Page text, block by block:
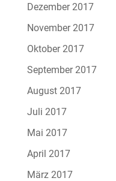
Dezember 2017
November 2017
Oktober 2017
September 2017
August 2017
Juli 2017
Mai 2017
April 2017
März 2017